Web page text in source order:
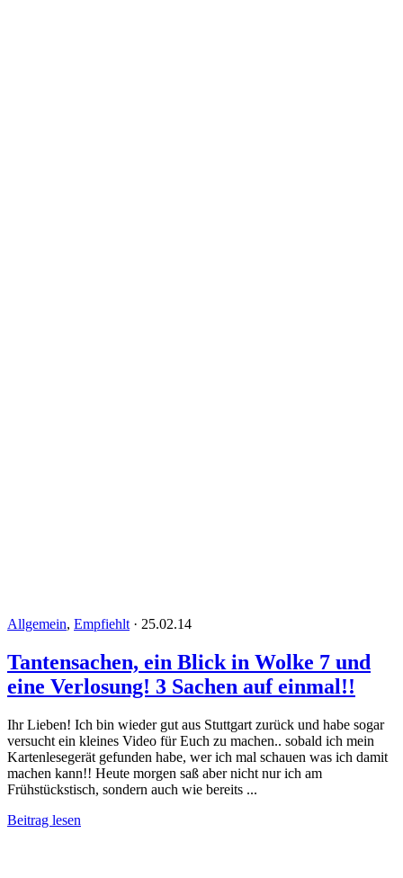
Allgemein, Empfiehlt · 25.02.14
Tantensachen, ein Blick in Wolke 7 und
eine Verlosung! 3 Sachen auf einmal!!
Ihr Lieben! Ich bin wieder gut aus Stuttgart zurück und habe sogar
versucht ein kleines Video für Euch zu machen.. sobald ich mein
Kartenlesegerät gefunden habe, wer ich mal schauen was ich damit
machen kann!! Heute morgen saß aber nicht nur ich am
Frühstückstisch, sondern auch wie bereits ...
Beitrag lesen